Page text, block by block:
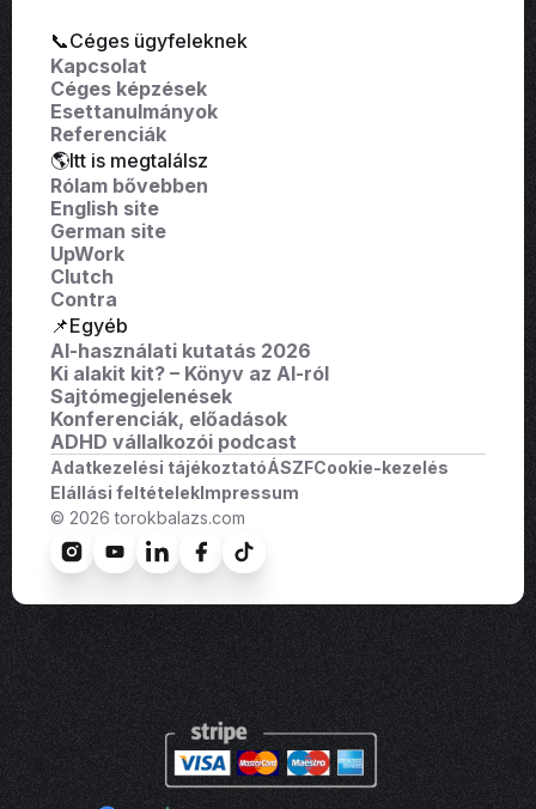
📞Céges ügyfeleknek
Kapcsolat
Céges képzések
Esettanulmányok
Referenciák
🌎Itt is megtalálsz
Rólam bővebben
English site
German site
UpWork
Clutch
Contra
📌Egyéb
AI-használati kutatás 2026
Ki alakit kit? – Könyv az AI-ról
Sajtómegjelenések
Konferenciák, előadások
ADHD vállalkozói podcast
Adatkezelési tájékoztatóÁSZFCookie-kezelés
Elállási feltételekImpressum
© 2026 torokbalazs.com